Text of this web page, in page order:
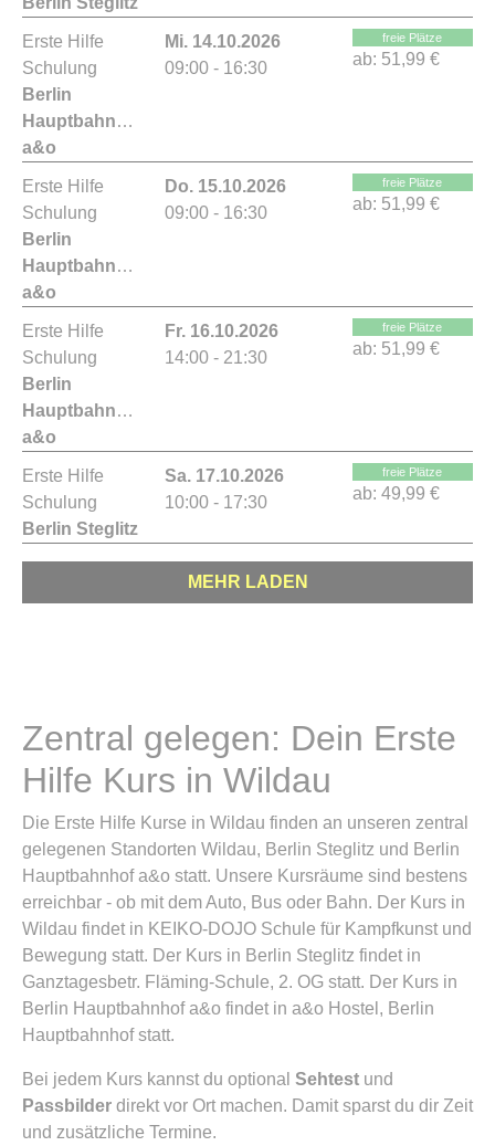
Erste Hilfe
Schulung
Berlin
Hauptbahnhof
a&o
Mi. 14.10.2026
09:00 - 16:30
freie Plätze
ab: 51,99 €
Erste Hilfe
Schulung
Berlin
Hauptbahnhof
a&o
Do. 15.10.2026
09:00 - 16:30
freie Plätze
ab: 51,99 €
Erste Hilfe
Schulung
Berlin
Hauptbahnhof
a&o
Fr. 16.10.2026
14:00 - 21:30
freie Plätze
ab: 51,99 €
Erste Hilfe
Schulung
Berlin Steglitz
Sa. 17.10.2026
10:00 - 17:30
freie Plätze
ab: 49,99 €
MEHR LADEN
Zentral gelegen: Dein Erste
Hilfe Kurs in Wildau
Die Erste Hilfe Kurse in Wildau finden an unseren zentral
gelegenen Standorten Wildau, Berlin Steglitz und Berlin
Hauptbahnhof a&o statt. Unsere Kursräume sind bestens
erreichbar - ob mit dem Auto, Bus oder Bahn. Der Kurs in
Wildau findet in KEIKO-DOJO Schule für Kampfkunst und
Bewegung statt. Der Kurs in Berlin Steglitz findet in
Ganztagesbetr. Fläming-Schule, 2. OG statt. Der Kurs in
Berlin Hauptbahnhof a&o findet in a&o Hostel, Berlin
Hauptbahnhof statt.
Bei jedem Kurs kannst du optional Sehtest und
Passbilder direkt vor Ort machen. Damit sparst du dir Zeit
und zusätzliche Termine.